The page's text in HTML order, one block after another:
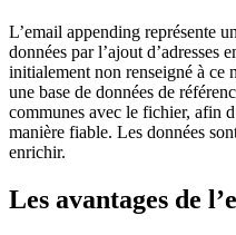
L’email appending représente
données par l’ajout d’adresses
initialement non renseigné à ce
une base de données de
communes avec le fichier, afin
manière fiable. Les données
enrichir.
Les avantages de